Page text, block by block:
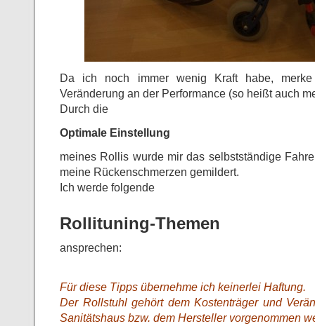
Da ich noch immer wenig Kraft habe,
Veränderung an der Performance (so heißt auch
Durch die
Optimale Einstellung
meines Rollis wurde mir das selbstständige
meine Rückenschmerzen gemildert.
Ich werde folgende
Rollituning-Themen
ansprechen:
Für diese Tipps übernehme ich keinerlei Haftung.
Der Rollstuhl gehört dem Kostenträger und
Sanitätshaus bzw. dem Hersteller vorgenommen